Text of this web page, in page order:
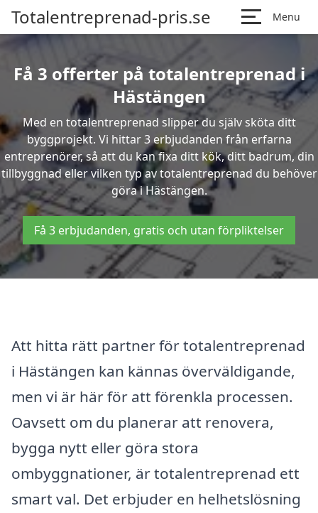
Totalentreprenad-pris.se Menu
Få 3 offerter på totalentreprenad i
Hästängen
Med en totalentreprenad slipper du själv sköta ditt
byggprojekt. Vi hittar 3 erbjudanden från erfarna
entreprenörer, så att du kan fixa ditt kök, ditt badrum, din
tillbyggnad eller vilken typ av totalentreprenad du behöver
göra i Hästängen.
Få 3 erbjudanden, gratis och utan förpliktelser
Att hitta rätt partner för totalentreprenad
i Hästängen kan kännas överväldigande,
men vi är här för att förenkla processen.
Oavsett om du planerar att renovera,
bygga nytt eller göra stora
ombyggnationer, är totalentreprenad ett
smart val. Det erbjuder en helhetslösning